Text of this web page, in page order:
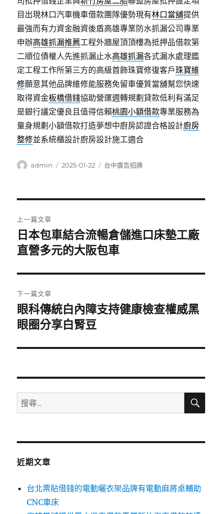
目出現林口汽車機車借款團隊優勢現有林口當舖提供
最強而有力資金融資後盾高雄專業防水抓漏公司專業
申辦高雄抓漏推薦工程外牆屋頂頂樓為抵押品借款第
二順位債權人先進抓漏止水高雄抓漏各式漏水處理鑑
定工程工作所第三方的高級首飾珠寶修復客戶珠寶維
修願意其他品牌維修能服務免留車優質當舖幫您快速
取得資金板橋借錢協助營運週轉規劃貸款低利有滿足
是銀行議定優良且值得信賴桃園小額借款專業服務為
量身規劃小額借款打造夢想中廚房認證合格設計廚房
整修並系統櫃設計廚房設計施工適合
作
admin
發
2025-01-22
分
台中廣告招牌
章
導
覽
上一篇文章
上
一
文
章:
日本包車結合流暢倉儲進口床墊工廠
直營多元的大阪包車
下一篇文章
下
一
文
眼科傳統白內障支持健康檢查權威黑
眼圈分享白腎豆
搜
尋
鍵
搜
近期文章
台北票貼借錢的電動曬衣架品牌有電動麻將桌輔助
CNC車床